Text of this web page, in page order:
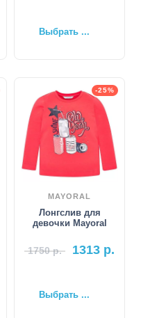
Выбрать ...
-25%
MAYORAL
Лонгслив для
девочки Mayoral
1750р. 1313 р.
Выбрать ...